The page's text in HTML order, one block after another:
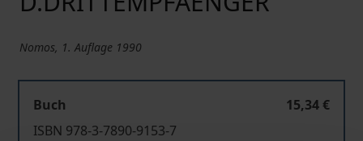
Nomos, 1. Auflage 1990
Buch
15,34 €
ISBN 978-3-7890-9153-7